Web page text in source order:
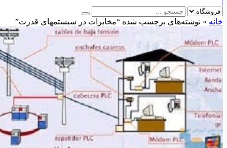
»نوشته‌های برچسب شده “مخابرات در سیستمهای قدرت”